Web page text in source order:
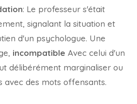
: Le professeur s'était
signalant la situation et
d'un psychologue. Une
incompatible Avec celui d'un
délibérément marginaliser ou
avec des mots offensants.